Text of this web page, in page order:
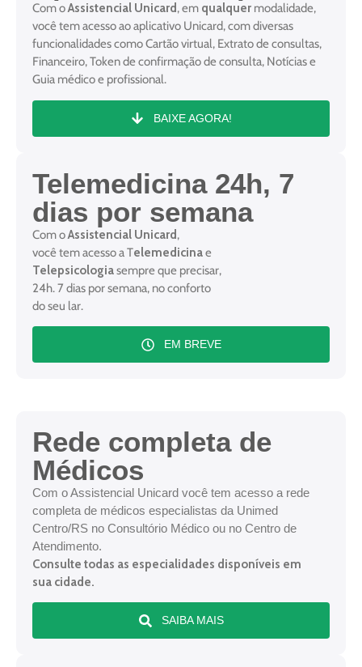
Com oAssistencial Unicard , em qualquer modalidade,
você tem acesso ao aplicativo Unicard, com diversas
funcionalidades como Cartão virtual, Extrato de consultas,
Financeiro, Token de confirmação de consulta, Notícias e
Guia médico e profissional.
BAIXE AGORA!
Telemedicina 24h, 7
dias por semana
Com oAssistencial Unicard ,
você tem acesso a Telemedicinae
Telepsicologiasempre que precisar,
24h. 7 dias por semana, no conforto
do seu lar.
EM BREVE
Rede completa de
Médicos
Com o Assistencial Unicard você tem acesso a rede
completa de médicos especialistas da Unimed
Centro/RS no Consultório Médico ou no Centro de
Atendimento.
Consulte todas as especialidades disponíveis em
sua cidade.
SAIBA MAIS